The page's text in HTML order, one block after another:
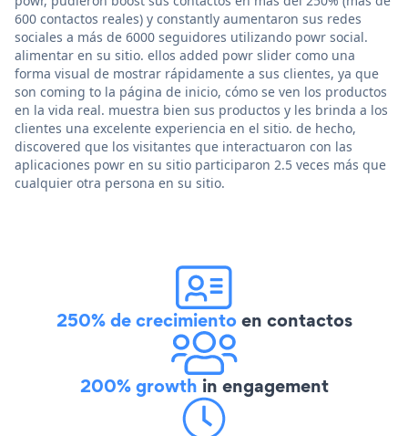
600 contactos reales) y constantly aumentaron sus redes
sociales a más de 6000 seguidores utilizando powr social.
alimentar en su sitio. ellos added powr slider como una
forma visual de mostrar rápidamente a sus clientes, ya que
son coming to la página de inicio, cómo se ven los productos
en la vida real. muestra bien sus productos y les brinda a los
clientes una excelente experiencia en el sitio. de hecho,
discovered que los visitantes que interactuaron con las
aplicaciones powr en su sitio participaron 2.5 veces más que
cualquier otra persona en su sitio.
250% de crecimientoen contactos
200% growth in engagement